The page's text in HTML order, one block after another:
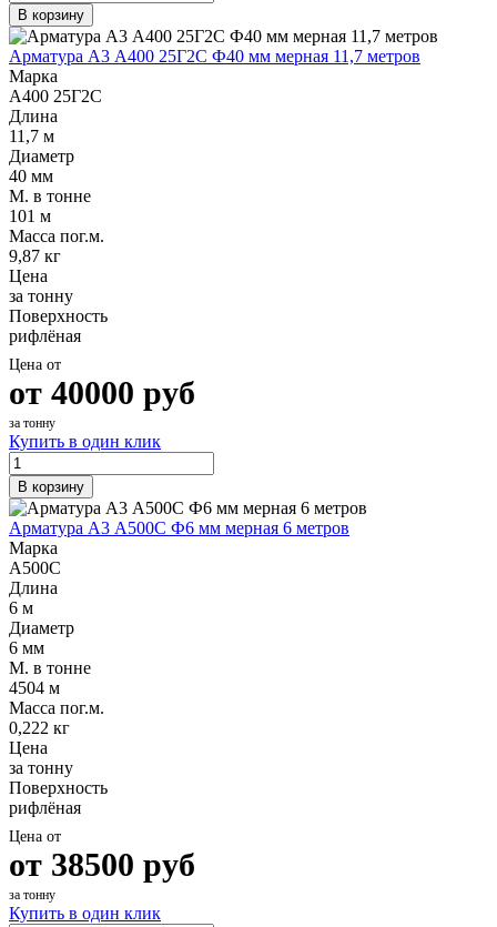
В корзину
Арматура А3 А400 25Г2С Ф40 мм мерная 11,7 метров
Марка
А400 25Г2С
Длина
11,7 м
Диаметр
40 мм
М. в тонне
101 м
Масса пог.м.
9,87 кг
Цена
за тонну
Поверхность
рифлёная
Цена от
от 40000 руб
за тонну
Купить в один клик
В корзину
Арматура А3 А500С Ф6 мм мерная 6 метров
Марка
А500С
Длина
6 м
Диаметр
6 мм
М. в тонне
4504 м
Масса пог.м.
0,222 кг
Цена
за тонну
Поверхность
рифлёная
Цена от
от 38500 руб
за тонну
Купить в один клик